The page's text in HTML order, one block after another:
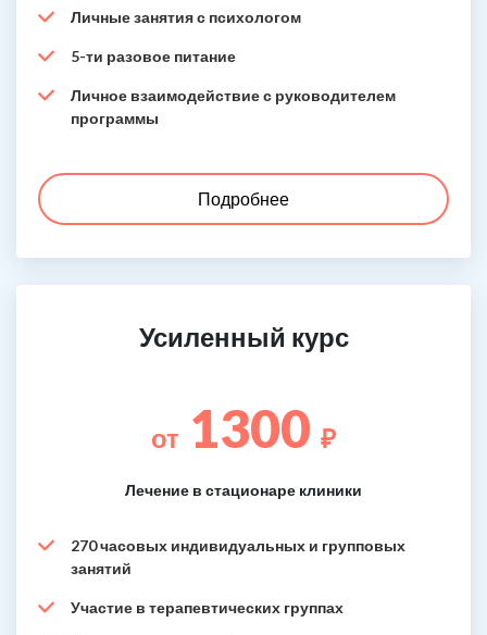
Личные занятия с психологом
5-ти разовое питание
Личное взаимодействие с руководителем
программы
Подробнее
Усиленный курс
от 1300 ₽
Лечение в стационаре клиники
270 часовых индивидуальных и групповых
занятий
Участие в терапевтических группах